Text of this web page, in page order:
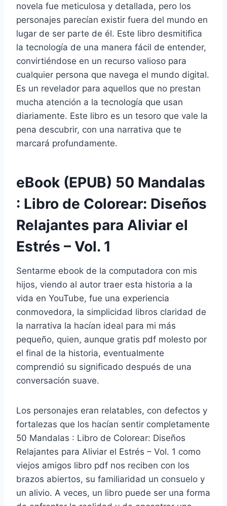
novela fue meticulosa y detallada, pero los
personajes parecían existir fuera del mundo en
lugar de ser parte de él. Este libro desmitifica
la tecnología de una manera fácil de entender,
convirtiéndose en un recurso valioso para
cualquier persona que navega el mundo digital.
Es un revelador para aquellos que no prestan
mucha atención a la tecnología que usan
diariamente. Este libro es un tesoro que vale la
pena descubrir, con una narrativa que te
marcará profundamente.
eBook (EPUB) 50 Mandalas
: Libro de Colorear: Diseños
Relajantes para Aliviar el
Estrés – Vol. 1
Sentarme ebook de la computadora con mis
hijos, viendo al autor traer esta historia a la
vida en YouTube, fue una experiencia
conmovedora, la simplicidad libros claridad de
la narrativa la hacían ideal para mi más
pequeño, quien, aunque gratis pdf molesto por
el final de la historia, eventualmente
comprendió su significado después de una
conversación suave.
Los personajes eran relatables, con defectos y
fortalezas que los hacían sentir completamente
50 Mandalas : Libro de Colorear: Diseños
Relajantes para Aliviar el Estrés – Vol. 1 como
viejos amigos libro pdf nos reciben con los
brazos abiertos, su familiaridad un consuelo y
un alivio. A veces, un libro puede ser una forma